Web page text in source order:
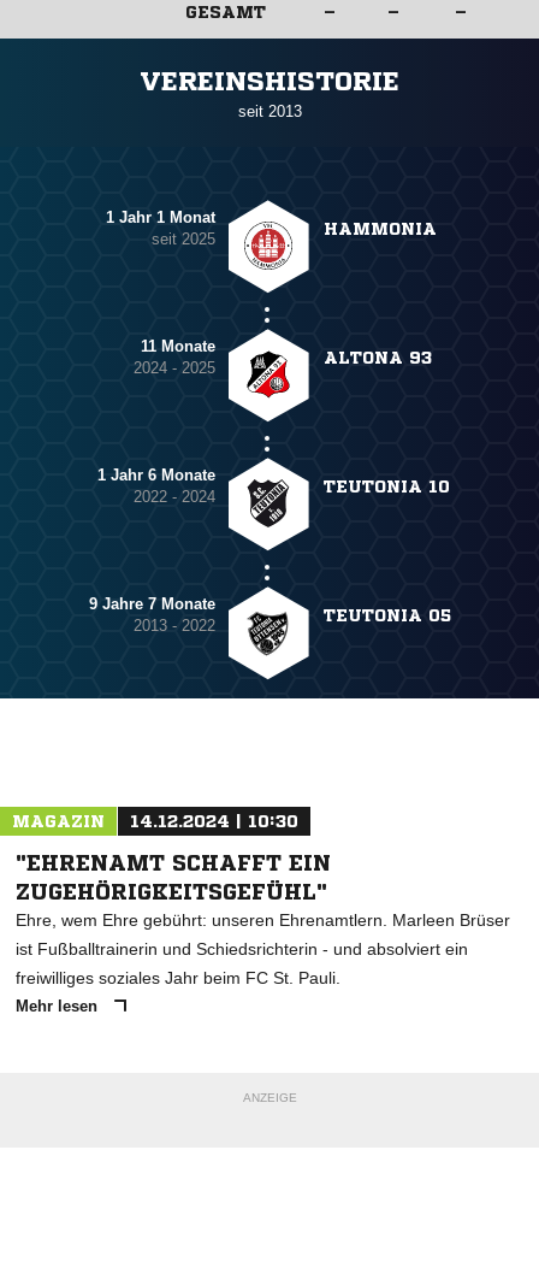
GESAMT – – –
VEREINSHISTORIE
seit 2013
1 Jahr 1 Monat
seit 2025
HAMMONIA
11 Monate
2024 - 2025
ALTONA 93
1 Jahr 6 Monate
2022 - 2024
TEUTONIA 10
9 Jahre 7 Monate
2013 - 2022
TEUTONIA 05
MAGAZIN 14.12.2024 | 10:30
"EHRENAMT SCHAFFT EIN
ZUGEHÖRIGKEITSGEFÜHL"
Ehre, wem Ehre gebührt: unseren Ehrenamtlern. Marleen Brüser
ist Fußballtrainerin und Schiedsrichterin - und absolviert ein
freiwilliges soziales Jahr beim FC St. Pauli.
Mehr lesen
ANZEIGE